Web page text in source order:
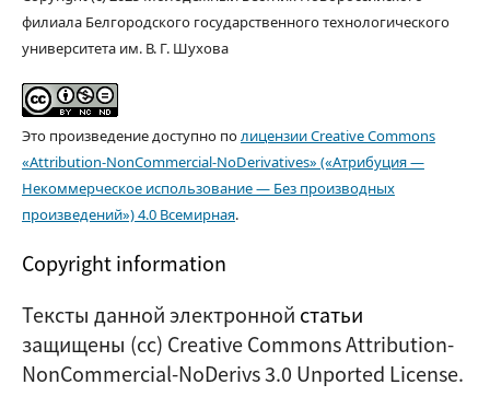
филиала Белгородского государственного технологического
университета им. В. Г. Шухова
Это произведение доступно полицензии Creative Commons
«Attribution-NonCommercial-NoDerivatives» («Атрибуция —
Некоммерческое использование — Без производных
произведений») 4.0 Всемирная.
Copyright information
Тексты данной электронной статьи
защищены (cc) Creative Commons Attribution-
NonCommercial-NoDerivs 3.0 Unported License.